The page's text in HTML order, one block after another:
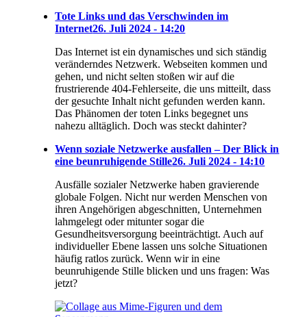
Tote Links und das Verschwinden im
Internet26. Juli 2024 - 14:20
Das Internet ist ein dynamisches und sich ständig
veränderndes Netzwerk. Webseiten kommen und
gehen, und nicht selten stoßen wir auf die
frustrierende 404-Fehlerseite, die uns mitteilt, dass
der gesuchte Inhalt nicht gefunden werden kann.
Das Phänomen der toten Links begegnet uns
nahezu alltäglich. Doch was steckt dahinter?
Wenn soziale Netzwerke ausfallen – Der Blick in
eine beunruhigende Stille26. Juli 2024 - 14:10
Ausfälle sozialer Netzwerke haben gravierende
globale Folgen. Nicht nur werden Menschen von
ihren Angehörigen abgeschnitten, Unternehmen
lahmgelegt oder mitunter sogar die
Gesundheitsversorgung beeinträchtigt. Auch auf
individueller Ebene lassen uns solche Situationen
häufig ratlos zurück. Wenn wir in eine
beunruhigende Stille blicken und uns fragen: Was
jetzt?